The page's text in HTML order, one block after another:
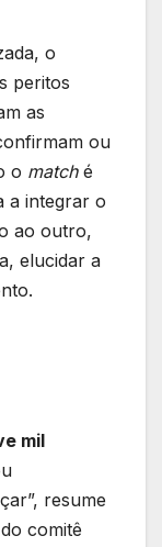
o
peritos
as
ou
o matché
a integrar o
ao outro,
elucidar a
mil
resume
comitê